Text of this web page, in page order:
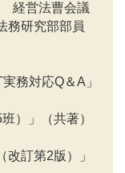
営法曹会議
研究部部員
務対応Q＆A」
）」（共著）
改訂第2版）」